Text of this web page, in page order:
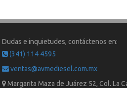
Dudas e inquietudes, contáctenos en:
(341) 114 4595
ventas@avmediesel.com.mx
Margarita Maza de Juárez 52, Col. La